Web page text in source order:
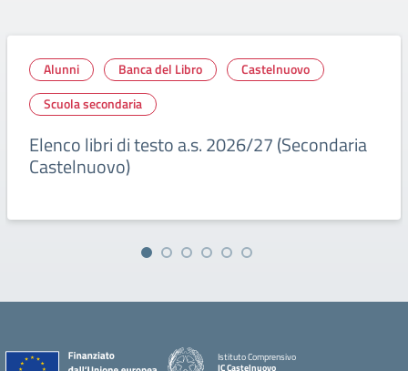
Alunni Banca del Libro
Castelnuovo
Scuola secondaria
Elenco libri di testo a.s. 2026/27 (Secondaria
Castelnuovo)
Istituto Comprensivo
IC Castelnuovo